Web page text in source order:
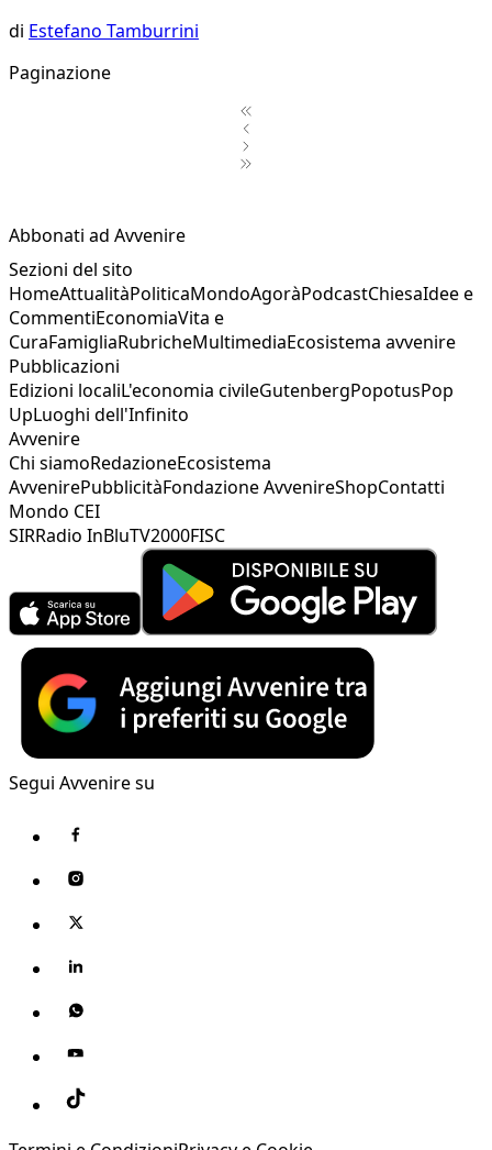
di Estefano Tamburrini
Paginazione
3
Abbonati ad Avvenire
Sezioni del sito
HomeAttualitàPoliticaMondoAgoràPodcastChiesaIdee e
CommentiEconomiaVita e
CuraFamigliaRubricheMultimediaEcosistema avvenire
Pubblicazioni
Edizioni localiL'economia civileGutenbergPopotusPop
UpLuoghi dell'Infinito
Avvenire
Chi siamoRedazioneEcosistema
AvvenirePubblicitàFondazione AvvenireShopContatti
Mondo CEI
SIRRadio InBluTV2000FISC
Segui Avvenire su